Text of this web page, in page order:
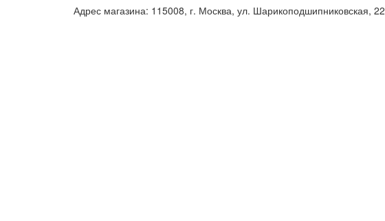
Адрес магазина: 115008, г. Москва, ул. Шарикоподшипниковская, 22